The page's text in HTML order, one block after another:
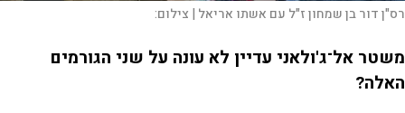
רס"ן דור בן שמחון ז"ל עם אשתו אריאל | צילום:
משטר אל־ג'ולאני עדיין לא עונה על שני הגורמים
האלה?